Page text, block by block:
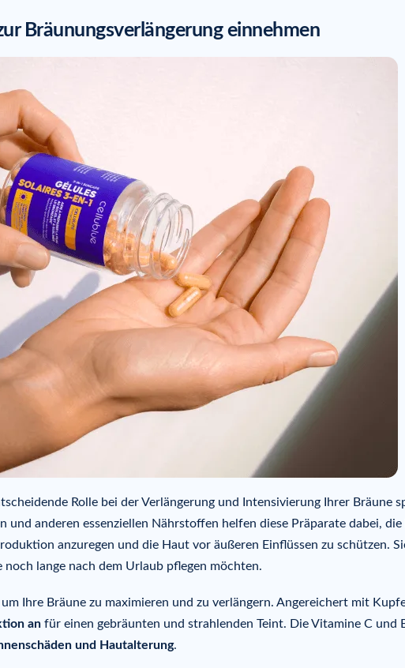
Bräunungsverlängerung einnehmen
Rolle bei der Verlängerung und Intensivierung Ihrer Bräune
anderen essenziellen Nährstoffen helfen diese Präparate dabei,
anzuregen und die Haut vor äußeren Einflüssen zu schützen.
lange nach dem Urlaub pflegen möchten.
Ihre Bräune zu maximieren und zu verlängern. Angereichert mit
an für einen gebräunten und strahlenden Teint. Die Vitamine C und
und Hautalterung.